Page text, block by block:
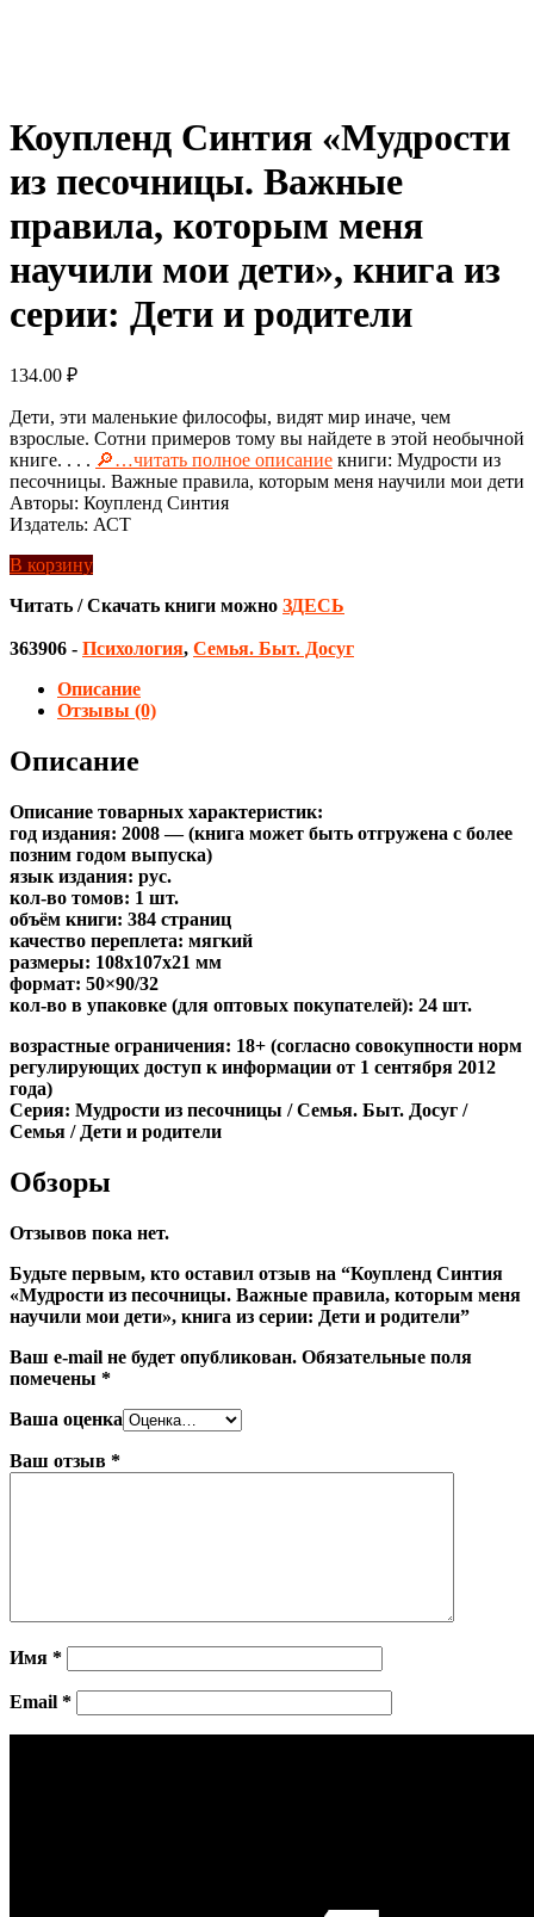
Коупленд Синтия «Мудрости
из песочницы. Важные
правила, которым меня
научили мои дети», книга из
серии: Дети и родители
134.00 ₽
Дети, эти маленькие философы, видят мир иначе, чем
взрослые. Сотни примеров тому вы найдете в этой необычной
книге. . . . 🔎…читать полное описание книги: Мудрости из
песочницы. Важные правила, которым меня научили мои дети
Авторы: Коупленд Синтия
Издатель: АСТ
В корзину
Читать / Скачать книги можно ЗДЕСЬ
363906 - Психология, Семья. Быт. Досуг
Описание
Отзывы (0)
Описание
Описание товарных характеристик:
год издания: 2008 — (книга может быть отгружена c более
позним годом выпуска)
язык издания: рус.
кол-во томов: 1 шт.
объём книги: 384 страниц
качество переплета: мягкий
размеры: 108x107x21 мм
формат: 50×90/32
кол-во в упаковке (для оптовых покупателей): 24 шт.
возрастные ограничения: 18+ (согласно совокупности норм
регулирующих доступ к информации от 1 сентября 2012
года)
Серия: Мудрости из песочницы / Семья. Быт. Досуг /
Семья / Дети и родители
Обзоры
Отзывов пока нет.
Будьте первым, кто оставил отзыв на “Коупленд Синтия
«Мудрости из песочницы. Важные правила, которым меня
научили мои дети», книга из серии: Дети и родители”
Ваш e-mail не будет опубликован. Обязательные поля
помечены *
Ваша оценка
Ваш отзыв *
Имя *
Email *